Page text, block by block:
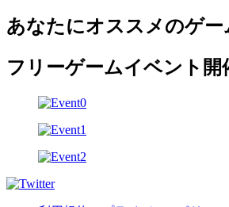
あなたにオススメのゲー
フリーゲームイベント開